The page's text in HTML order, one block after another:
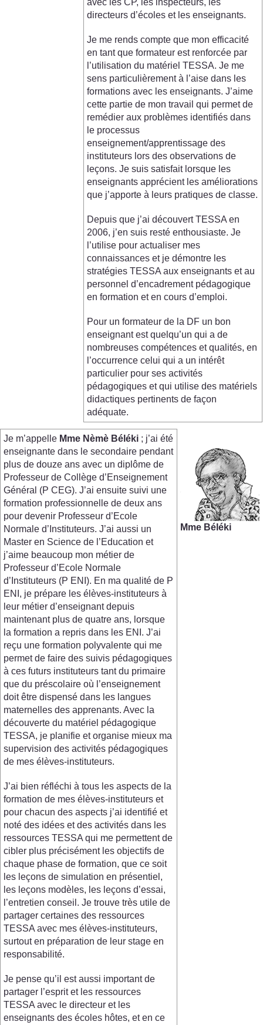
avec les CP, les inspecteurs, les
directeurs d’écoles et les enseignants.
Je me rends compte que mon efficacité
en tant que formateur est renforcée par
l’utilisation du matériel TESSA. Je me
sens particulièrement à l’aise dans les
formations avec les enseignants. J’aime
cette partie de mon travail qui permet de
remédier aux problèmes identifiés dans
le processus
enseignement/apprentissage des
instituteurs lors des observations de
leçons. Je suis satisfait lorsque les
enseignants apprécient les améliorations
que j’apporte à leurs pratiques de classe.
Depuis que j’ai découvert TESSA en
2006, j’en suis resté enthousiaste. Je
l’utilise pour actualiser mes
connaissances et je démontre les
stratégies TESSA aux enseignants et au
personnel d’encadrement pédagogique
en formation et en cours d’emploi.
Pour un formateur de la DF un bon
enseignant est quelqu’un qui a de
nombreuses compétences et qualités, en
l’occurrence celui qui a un intérêt
particulier pour ses activités
pédagogiques et qui utilise des matériels
didactiques pertinents de façon
adéquate.
Je m’appelle Mme Nèmè Béléki ; j’ai été
enseignante dans le secondaire pendant
plus de douze ans avec un diplôme de
Professeur de Collège d’Enseignement
Général (P CEG). J’ai ensuite suivi une
formation professionnelle de deux ans
pour devenir Professeur d’Ecole
Normale d’Instituteurs. J’ai aussi un
Master en Science de l’Education et
j’aime beaucoup mon métier de
Professeur d’Ecole Normale
d’Instituteurs (P ENI). En ma qualité de P
ENI, je prépare les élèves-instituteurs à
leur métier d’enseignant depuis
maintenant plus de quatre ans, lorsque
la formation a repris dans les ENI. J’ai
reçu une formation polyvalente qui me
permet de faire des suivis pédagogiques
à ces futurs instituteurs tant du primaire
que du préscolaire où l’enseignement
doit être dispensé dans les langues
maternelles des apprenants. Avec la
découverte du matériel pédagogique
TESSA, je planifie et organise mieux ma
supervision des activités pédagogiques
de mes élèves-instituteurs.
J’ai bien réfléchi à tous les aspects de la
formation de mes élèves-instituteurs et
pour chacun des aspects j’ai identifié et
noté des idées et des activités dans les
ressources TESSA qui me permettent de
cibler plus précisément les objectifs de
chaque phase de formation, que ce soit
les leçons de simulation en présentiel,
les leçons modèles, les leçons d’essai,
l’entretien conseil. Je trouve très utile de
partager certaines des ressources
TESSA avec mes élèves-instituteurs,
surtout en préparation de leur stage en
responsabilité.
Je pense qu’il est aussi important de
partager l’esprit et les ressources
TESSA avec le directeur et les
enseignants des écoles hôtes, et en ce
Mme Béléki